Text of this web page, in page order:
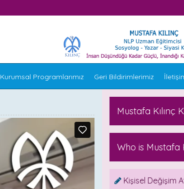
Kurumsal Programlarımız Geri Bildirimlerimiz
Mustafa Kılınç
Who is Mustafa
Kişisel Değişim